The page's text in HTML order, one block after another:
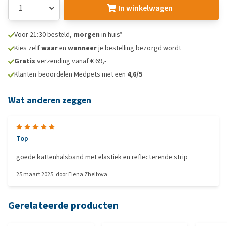
In winkelwagen
Voor 21:30 besteld, morgen in huis*
Kies zelfwaaren wanneerje bestelling bezorgd wordt
Gratis verzending vanaf € 69,-
Klanten beoordelen Medpets met een 4,6/5
Wat anderen zeggen
Top
goede kattenhalsband met elastiek en reflecterende strip
25 maart 2025, doorElena Zheltova
Gerelateerde producten